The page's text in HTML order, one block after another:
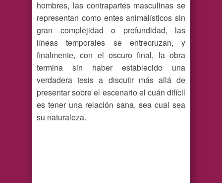
hombres, las contrapartes masculinas se
representan como entes animalísticos sin
gran complejidad o profundidad, las
líneas temporales se entrecruzan, y
finalmente, con el oscuro final, la obra
termina sin haber establecido una
verdadera tesis a discutir más allá de
presentar sobre el escenario el cuán difícil
es tener una relación sana, sea cual sea
su naturaleza.